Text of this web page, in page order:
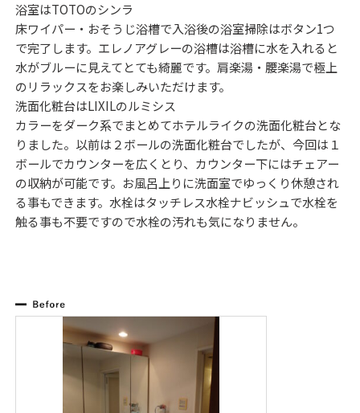
浴室はTOTOのシンラ
床ワイパー・おそうじ浴槽で入浴後の浴室掃除はボタン1つ
で完了します。エレノアグレーの浴槽は浴槽に水を入れると
水がブルーに見えてとても綺麗です。肩楽湯・腰楽湯で極上
のリラックスをお楽しみいただけます。
洗面化粧台はLIXILのルミシス
カラーをダーク系でまとめてホテルライクの洗面化粧台とな
りました。以前は２ボールの洗面化粧台でしたが、今回は１
ボールでカウンターを広くとり、カウンター下にはチェアー
の収納が可能です。お風呂上りに洗面室でゆっくり休憩され
る事もできます。水栓はタッチレス水栓ナビッシュで水栓を
触る事も不要ですので水栓の汚れも気になりません。